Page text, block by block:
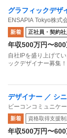
グラフィックデザ
ENSAPIA Tokyo株式
新着 正社員・契約社
年収500万円〜800
自社IPを盛り上げて
ックデザイナー募集
デザイナー ／ シ
ビーコンコミュニケ
新着 資格取得支援制
年収500万円〜600